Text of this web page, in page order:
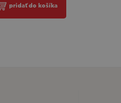
pridať do košíka